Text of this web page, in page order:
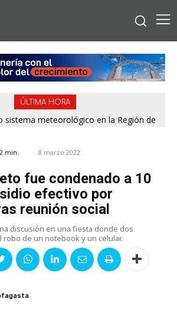
ÚLTIMA HORA
sistema meteorológico en la Región de
2 min. 8 marzo 2022
fue condenado a 10
efectivo por
reunión social
discusión en una fiesta donde dos
de un notebook y un celular.